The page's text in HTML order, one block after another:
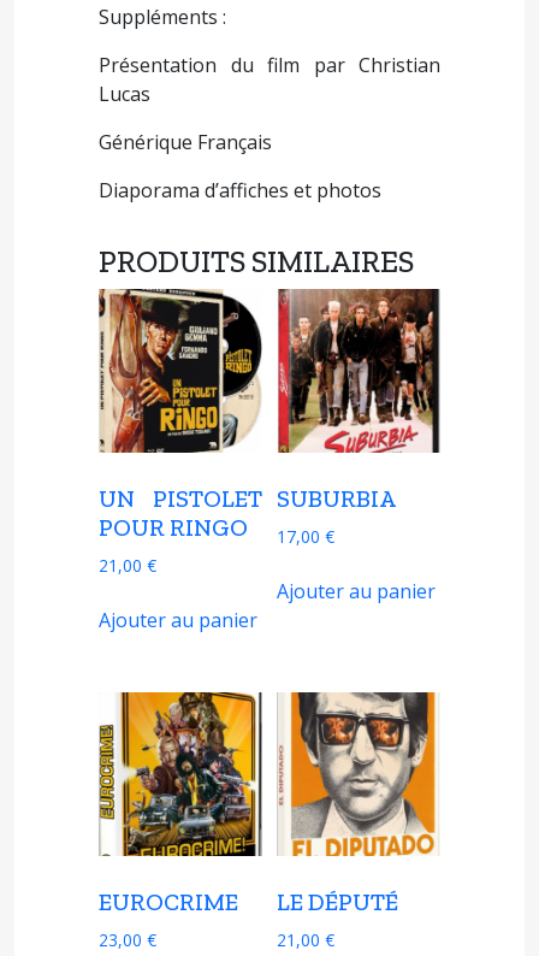
Suppléments :
Présentation du film par Christian
Lucas
Générique Français
Diaporama d’affiches et photos
PRODUITS SIMILAIRES
UN PISTOLET
POUR RINGO
21,00 €
Ajouter au panier
SUBURBIA
17,00 €
Ajouter au panier
EUROCRIME
23,00 €
LE DÉPUTÉ
21,00 €